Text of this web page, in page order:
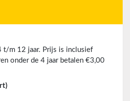
t/m 12 jaar. Prijs is inclusief
onder de 4 jaar betalen €3,00